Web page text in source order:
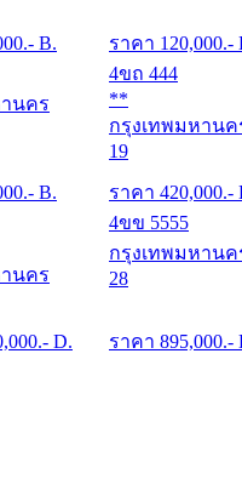
.- B. ราคา 120,000.-
นคร
.- B.
4ขถ 444
**
กรุงเทพมหานค
19
ราคา 420,000.-
นคร
.- D.
4ขข 5555
กรุงเทพมหานค
28
ราคา 895,000.-